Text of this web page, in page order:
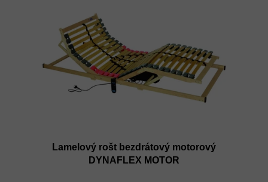
Lamelový rošt bezdrátový motorový
DYNAFLEX MOTOR